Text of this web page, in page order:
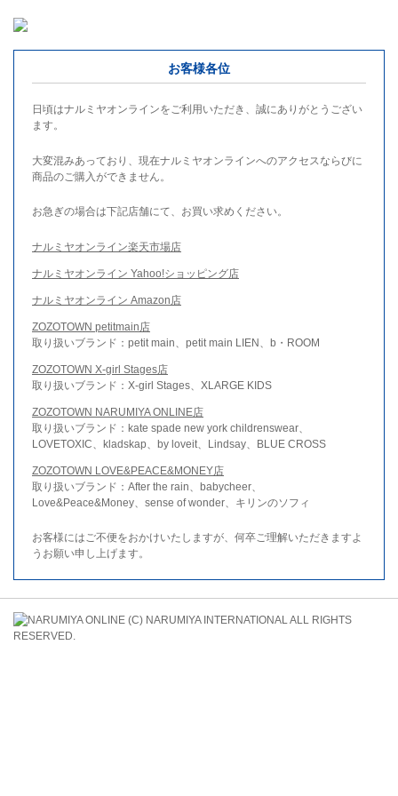
お客様各位
日頃はナルミヤオンラインをご利用いただき、誠にありがとうござい
ます。
大変混みあっており、現在ナルミヤオンラインへのアクセスならびに
商品のご購入ができません。
お急ぎの場合は下記店舗にて、お買い求めください。
ナルミヤオンライン楽天市場店
ナルミヤオンライン Yahoo!ショッピング店
ナルミヤオンライン Amazon店
ZOZOTOWN petitmain店
取り扱いブランド：petit main、petit main LIEN、b・ROOM
ZOZOTOWN X-girl Stages店
取り扱いブランド：X-girl Stages、XLARGE KIDS
ZOZOTOWN NARUMIYA ONLINE店
取り扱いブランド：kate spade new york childrenswear、
LOVETOXIC、kladskap、by loveit、Lindsay、BLUE CROSS
ZOZOTOWN LOVE&PEACE&MONEY店
取り扱いブランド：After the rain、babycheer、
Love&Peace&Money、sense of wonder、キリンのソフィ
お客様にはご不便をおかけいたしますが、何卒ご理解いただきますよ
うお願い申し上げます。